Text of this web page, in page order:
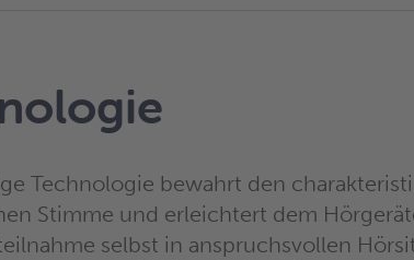
Technologie bewahrt den
Stimme und erleichtert dem
selbst in anspruchsvollen